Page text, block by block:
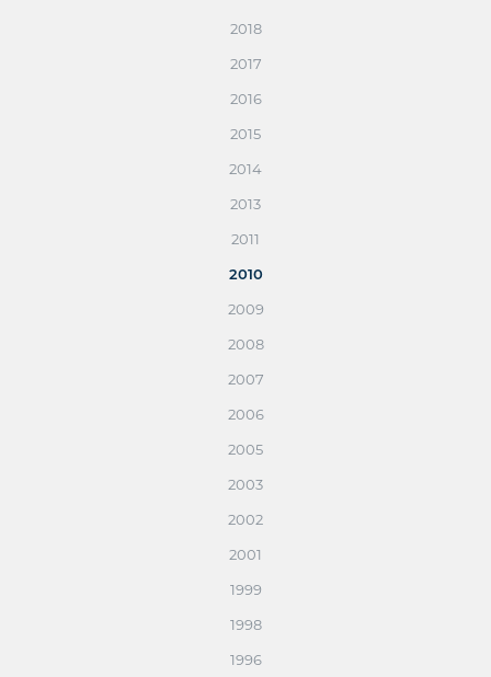
2018
2017
2016
2015
2014
2013
2011
2010
2009
2008
2007
2006
2005
2003
2002
2001
1999
1998
1996